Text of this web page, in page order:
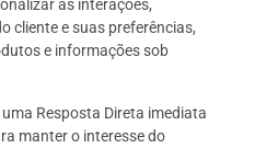
as interações,
cliente e suas preferências,
e informações sob
Resposta Direta imediata
manter o interesse do